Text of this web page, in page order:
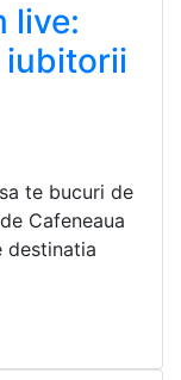
live:
iubitorii
te bucuri de
Cafeneaua
destinatia